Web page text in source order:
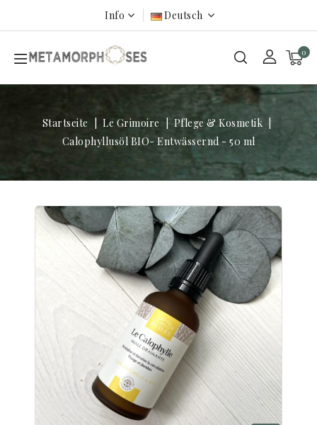
Info Deutsch
0
Startseite Le Grimoire
Pflege & Kosmetik
Calophyllusöl BIO- Entwässernd - 50 ml